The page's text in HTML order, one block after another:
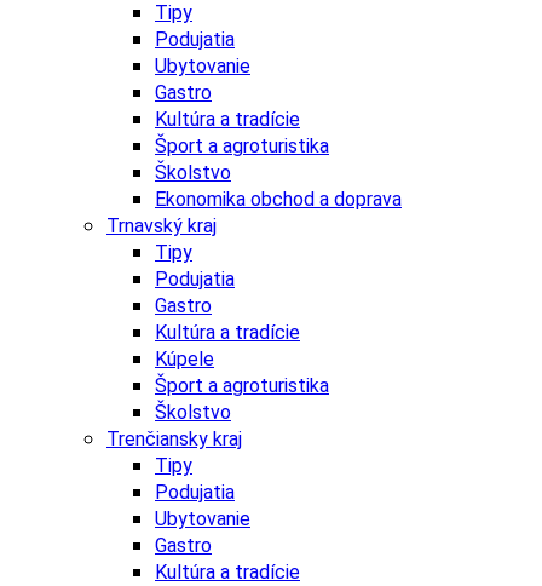
Tipy
Podujatia
Ubytovanie
Gastro
Kultúra a tradície
Šport a agroturistika
Školstvo
Ekonomika obchod a doprava
Trnavský kraj
Tipy
Podujatia
Gastro
Kultúra a tradície
Kúpele
Šport a agroturistika
Školstvo
Trenčiansky kraj
Tipy
Podujatia
Ubytovanie
Gastro
Kultúra a tradície